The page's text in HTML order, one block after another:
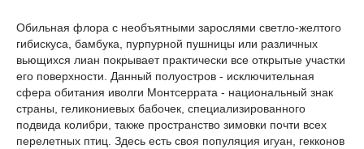
Обильная флора с необъятными зарослями светло-желтого
гибискуса, бамбука, пурпурной пушницы или различных
вьющихся лиан покрывает практически все открытые участки
его поверхности. Данный полуостров - исключительная
сфера обитания иволги Монтсеррата - национальный знак
страны, геликониевых бабочек, специализированного
подвида колибри, также пространство зимовки почти всех
перелетных птиц. Здесь есть своя популяция игуан, гекконов